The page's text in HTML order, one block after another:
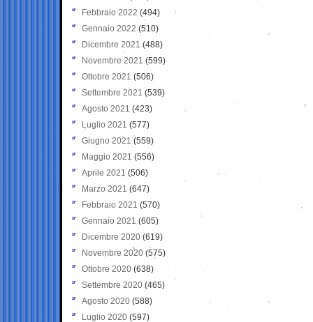
Febbraio 2022 (494)
Gennaio 2022 (510)
Dicembre 2021 (488)
Novembre 2021 (599)
Ottobre 2021 (506)
Settembre 2021 (539)
Agosto 2021 (423)
Luglio 2021 (577)
Giugno 2021(559)
Maggio 2021 (556)
Aprile 2021 (506)
Marzo 2021 (647)
Febbraio 2021 (570)
Gennaio 2021 (605)
Dicembre 2020 (619)
Novembre 2020 (575)
Ottobre 2020 (638)
Settembre 2020(465)
Agosto 2020 (588)
Luglio 2020 (597)